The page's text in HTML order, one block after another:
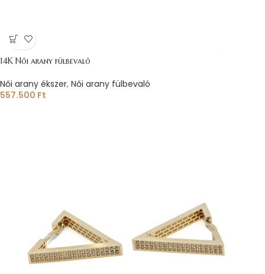
14K Női arany fülbevaló
Női arany ékszer, Női arany fülbevaló
557.500 Ft